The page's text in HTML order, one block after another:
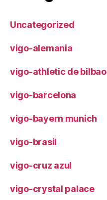
Uncategorized
vigo-alemania
vigo-athletic de bilbao
vigo-barcelona
vigo-bayern munich
vigo-brasil
vigo-cruz azul
vigo-crystal palace